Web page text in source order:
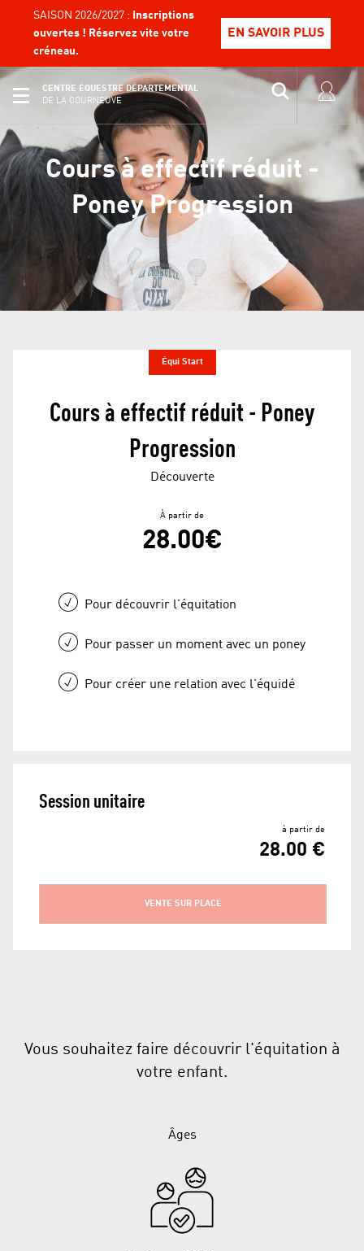
SAISON 2026/2027 :
Inscriptions
ouvertes ! Réservez vite votre
créneau.
EN SAVOIR PLUS
CENTRE ÉQUESTRE DÉPARTEMENTAL
DE LA COURNEUVE
Cours à effectif réduit -
Poney Progression
Équi Start
Cours à effectif réduit - Poney
Progression
Découverte
À partir de
28.00€
Pour découvrir l'équitation
Pour passer un moment avec un poney
Pour créer une relation avec l'équidé
Session unitaire
à partir de
28.00 €
VENTE SUR PLACE
Vous souhaitez faire découvrir l'équitation à
votre enfant.
Âges